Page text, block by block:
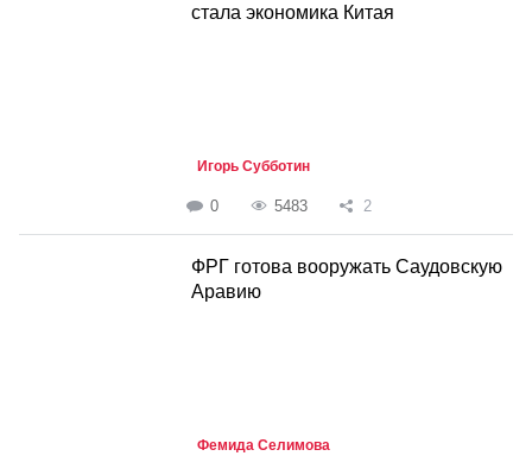
стала экономика Китая
Игорь Субботин
0 5483 2
ФРГ готова вооружать Саудовскую
Аравию
Фемида Селимова